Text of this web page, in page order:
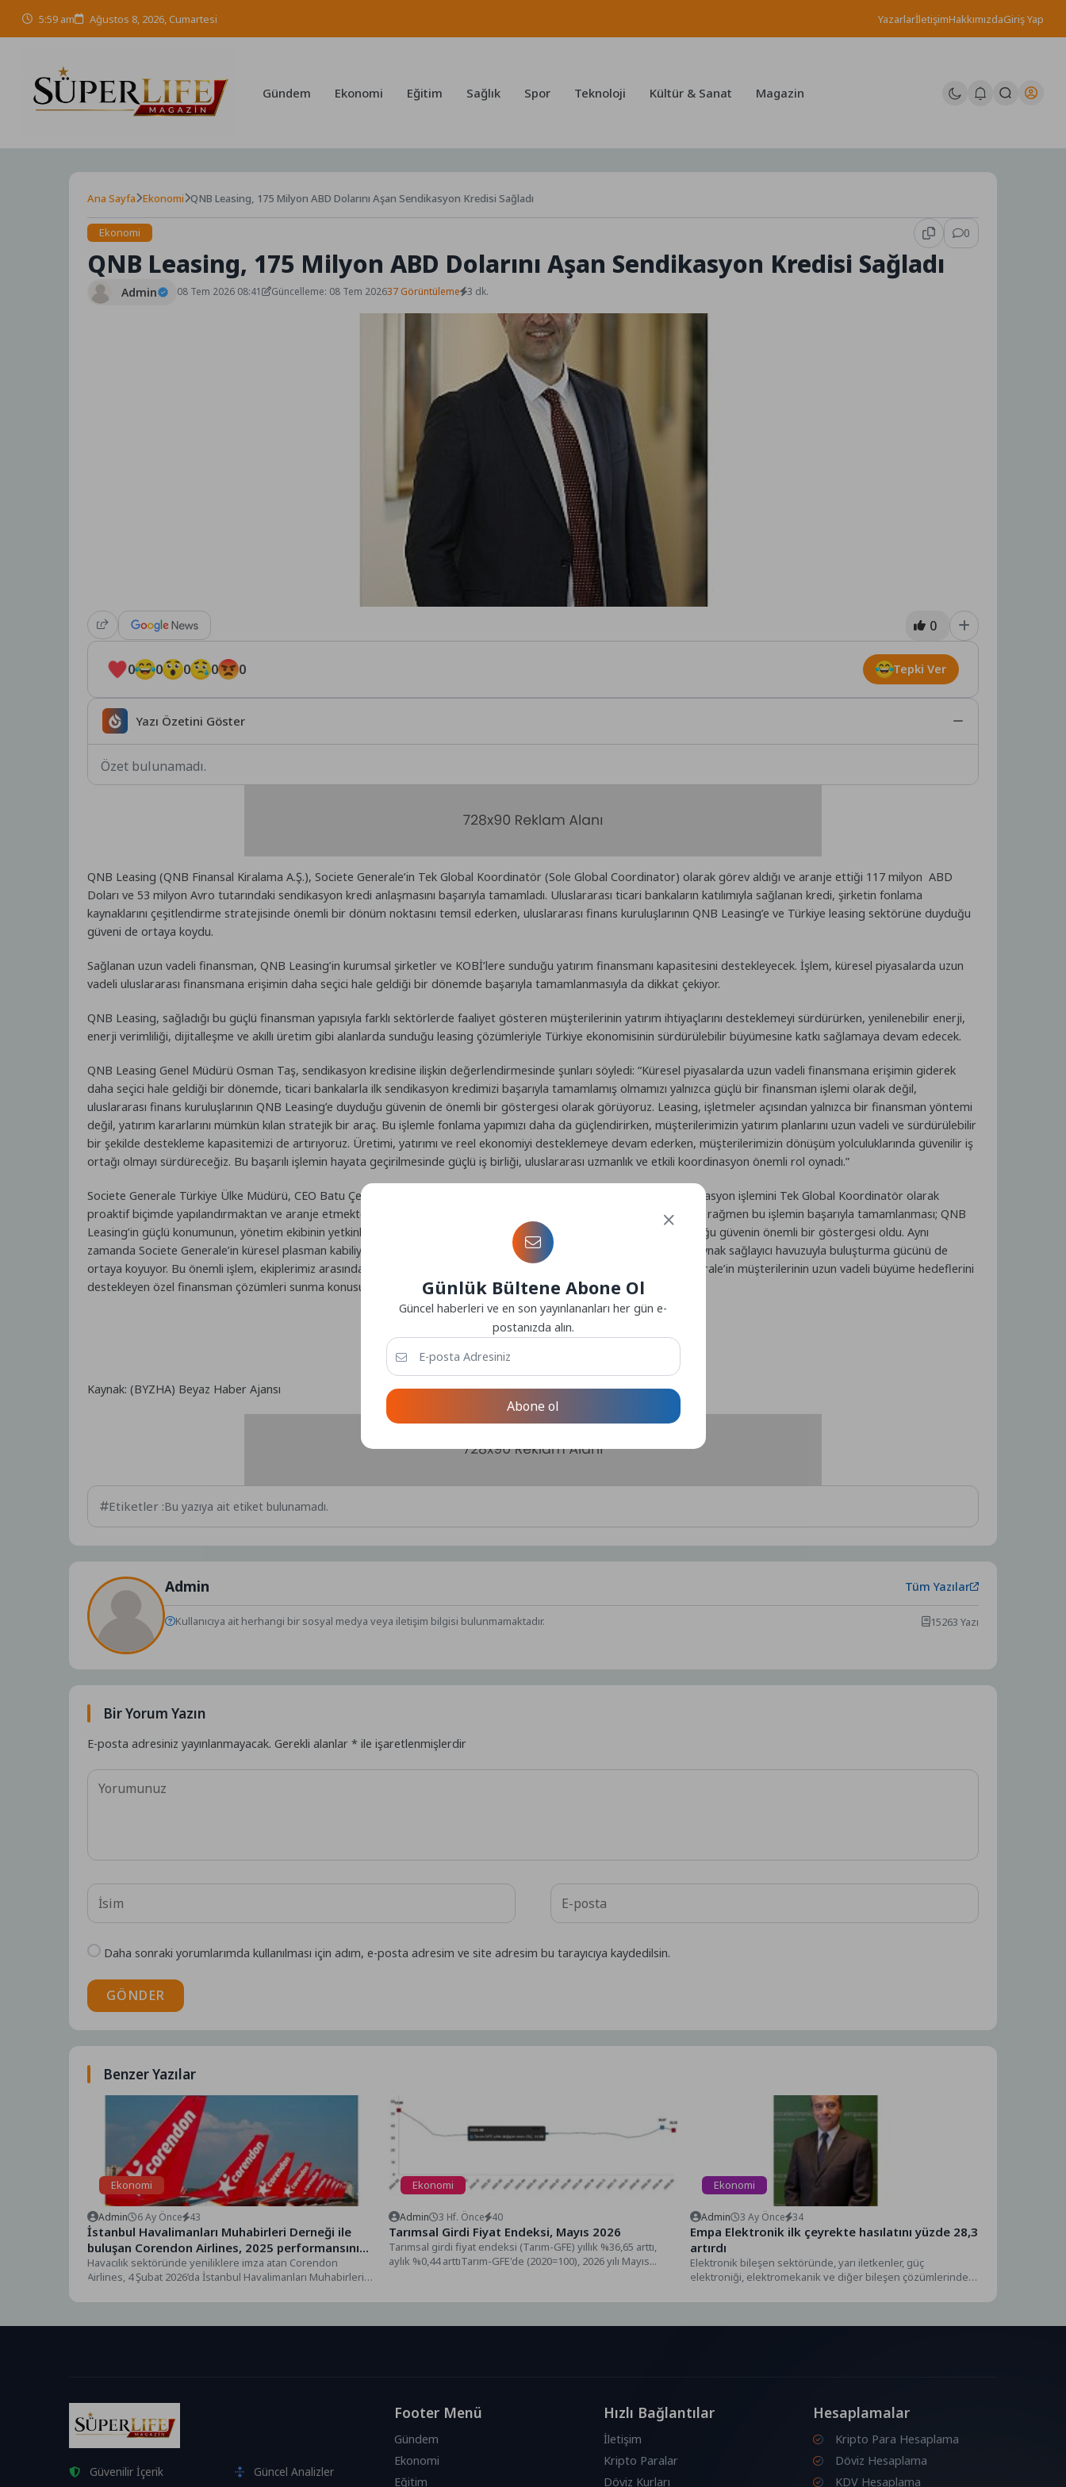
content
5:59 am Ağustos 8, 2026, Cumartesi YazarlarİletişimHakkımızdaGiriş Yap
Gündem Ekonomi Eğitim Sağlık Spor Teknoloji Kültür & Sanat Magazin
Ana Sayfa Ekonomi QNB Leasing, 175 Milyon ABD Dolarını Aşan Sendikasyon Kredisi Sağladı
Ekonomi 0
QNB Leasing, 175 Milyon ABD Dolarını Aşan Sendikasyon Kredisi Sağladı
Admin 08 Tem 2026 08:41 Güncelleme: 08 Tem 202637 Görüntüleme 3 dk.
0
0 0 0 0 0 Tepki Ver
Yazı Özetini Göster
Özet bulunamadı.
QNB Leasing (QNB Finansal Kiralama A.Ş.), Societe Generale’in Tek Global Koordinatör (Sole Global Coordinator) olarak görev aldığı ve aranje ettiği 117 milyon ABD
Doları ve 53 milyon Avro tutarındaki sendikasyon kredi anlaşmasını başarıyla tamamladı. Uluslararası ticari bankaların katılımıyla sağlanan kredi, şirketin fonlama
kaynaklarını çeşitlendirme stratejisinde önemli bir dönüm noktasını temsil ederken, uluslararası finans kuruluşlarının QNB Leasing’e ve Türkiye leasing sektörüne duyduğu
güveni de ortaya koydu.
Sağlanan uzun vadeli finansman, QNB Leasing’in kurumsal şirketler ve KOBİ’lere sunduğu yatırım finansmanı kapasitesini destekleyecek. İşlem, küresel piyasalarda uzun
vadeli uluslararası finansmana erişimin daha seçici hale geldiği bir dönemde başarıyla tamamlanmasıyla da dikkat çekiyor.
QNB Leasing, sağladığı bu güçlü finansman yapısıyla farklı sektörlerde faaliyet gösteren müşterilerinin yatırım ihtiyaçlarını desteklemeyi sürdürürken, yenilenebilir enerji,
enerji verimliliği, dijitalleşme ve akıllı üretim gibi alanlarda sunduğu leasing çözümleriyle Türkiye ekonomisinin sürdürülebilir büyümesine katkı sağlamaya devam edecek.
QNB Leasing Genel Müdürü Osman Taş, sendikasyon kredisine ilişkin değerlendirmesinde şunları söyledi: “Küresel piyasalarda uzun vadeli finansmana erişimin giderek
daha seçici hale geldiği bir dönemde, ticari bankalarla ilk sendikasyon kredimizi başarıyla tamamlamış olmamızı yalnızca güçlü bir finansman işlemi olarak değil,
uluslararası finans kuruluşlarının QNB Leasing’e duyduğu güvenin de önemli bir göstergesi olarak görüyoruz. Leasing, işletmeler açısından yalnızca bir finansman yöntemi
değil, yatırım kararlarını mümkün kılan stratejik bir araç. Bu işlemle fonlama yapımızı daha da güçlendirirken, müşterilerimizin yatırım planlarını uzun vadeli ve sürdürülebilir
bir şekilde destekleme kapasitemizi de artırıyoruz. Üretimi, yatırımı ve reel ekonomiyi desteklemeye devam ederken, müşterilerimizin dönüşüm yolculuklarında güvenilir iş
ortağı olmayı sürdüreceğiz. Bu başarılı işlemin hayata geçirilmesinde güçlü iş birliği, uluslararası uzmanlık ve etkili koordinasyon önemli rol oynadı.”
Societe Generale Türkiye Ülke Müdürü, CEO Batu Çetin ise değerlendirmesinde şunları söyledi: “QNB Leasing’in sendikasyon işlemini Tek Global Koordinatör olarak
proaktif biçimde yapılandırmaktan ve aranje etmekten gurur duyuyoruz. Küresel çapta yaşanan ekonomik gelişmelere rağmen bu işlemin başarıyla tamamlanması; QNB
Leasing’in güçlü konumunun, yönetim ekibinin yetkinliğinin ve uluslararası kreditörlerin Türkiye finans sektörüne duyduğu güvenin önemli bir göstergesi oldu. Aynı
zamanda Societe Generale’in küresel plasman kabiliyetlerini ve müşterilerini geniş ve çeşitlendirilmiş bir uluslararası kaynak sağlayıcı havuzuyla buluşturma gücünü de
ortaya koyuyor. Bu önemli işlem, ekiplerimiz arasındaki yakın iş birliğinin yarattığı değeri göstermekte ve Societe Generale’in müşterilerinin uzun vadeli büyüme hedeflerini
destekleyen özel finansman çözümleri sunma konusundaki kararlılığını bir kez daha teyit etmektedir. ”
Kaynak: (BYZHA) Beyaz Haber Ajansı
Etiketler :Bu yazıya ait etiket bulunamadı.
Admin Tüm Yazılar
Kullanıcıya ait herhangi bir sosyal medya veya iletişim bilgisi bulunmamaktadır. 15263 Yazı
Bir Yorum Yazın
E-posta adresiniz yayınlanmayacak. Gerekli alanlar* ile işaretlenmişlerdir
Daha sonraki yorumlarımda kullanılması için adım, e-posta adresim ve site adresim bu tarayıcıya kaydedilsin.
GÖNDER
Benzer Yazılar
Ekonomi
Admin 6 Ay Önce 43
İstanbul Havalimanları Muhabirleri Derneği ile
buluşan Corendon Airlines, 2025 performansını
ve 2026 vizyonunu anlattı
Havacılık sektöründe yeniliklere imza atan Corendon
Airlines, 4 Şubat 2026’da İstanbul Havalimanları Muhabirleri
Ekonomi
Admin 3 Hf. Önce 40
Tarımsal Girdi Fiyat Endeksi, Mayıs 2026
Tarımsal girdi fiyat endeksi (Tarım-GFE) yıllık %36,65 arttı,
aylık %0,44 arttıTarım-GFE'de (2020=100), 2026 yılı Mayıs...
Ekonomi
Admin 3 Ay Önce 34
Empa Elektronik ilk çeyrekte hasılatını yüzde 28,3
artırdı
Elektronik bileşen sektöründe, yarı iletkenler, güç
elektroniği, elektromekanik ve diğer bileşen çözümlerinden
Güvenilir İçerik Güncel Analizler
Footer Menü
Gündem
Ekonomi
Eğitim
Hızlı Bağlantılar
İletişim
Kripto Paralar
Döviz Kurları
Hesaplamalar
Kripto Para Hesaplama
Döviz Hesaplama
KDV Hesaplama
Günlük Bültene Abone Ol
Güncel haberleri ve en son yayınlananları her gün e-
postanızda alın.
Abone ol